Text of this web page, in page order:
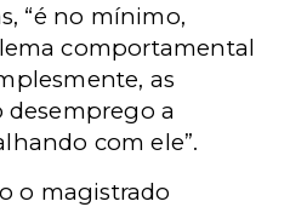
“é no mínimo,
comportamental
as
desemprego a
com ele”.
o magistrado